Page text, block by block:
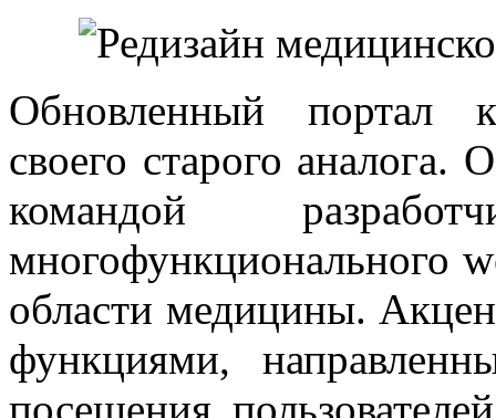
Обновленный портал
своего старого
командой
многофункционального
области медицины.
функциями,
посещения